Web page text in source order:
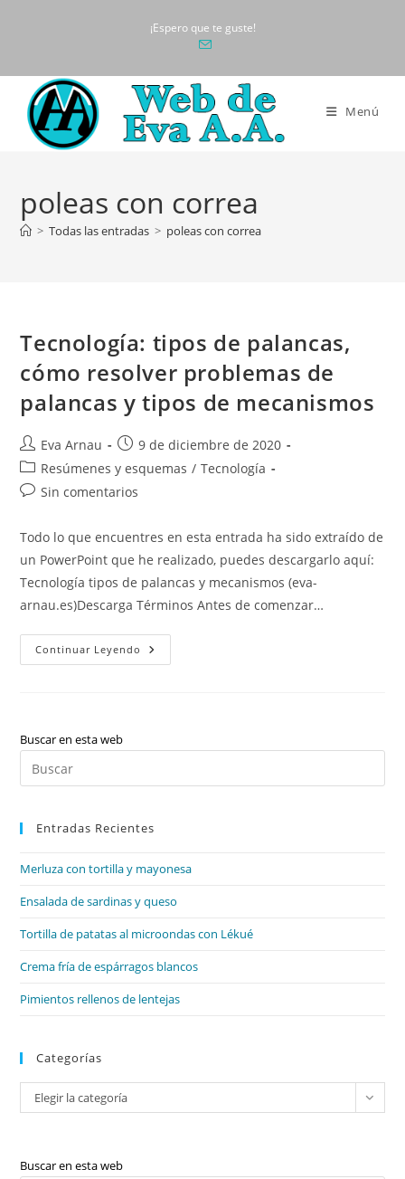
¡Espero que te guste!
Menú
poleas con correa
> Todas las entradas > poleas con correa
Tecnología: tipos de palancas,
cómo resolver problemas de
palancas y tipos de mecanismos
Autor
de
la
entrada:
Eva Arnau
Publicación
de
la
entrada:
9 de diciembre de 2020
Categoría
de
Resúmenes y esquemas / Tecnología
Comentarios
la
entrada:
Sin comentarios
Todo lo que encuentres en esta entrada ha sido extraído de
un PowerPoint que he realizado, puedes descargarlo aquí:
Tecnología tipos de palancas y mecanismos (eva-
arnau.es)Descarga Términos Antes de comenzar…
Continuar Leyendo Tecnología:
Tipos
Palancas
De
Buscar en esta web
Entradas Recientes
Merluza con tortilla y mayonesa
Ensalada de sardinas y queso
Tortilla de patatas al microondas con Lékué
Crema fría de espárragos blancos
Pimientos rellenos de lentejas
Categorías
Categorías
Elegir la categoría
Buscar en esta web